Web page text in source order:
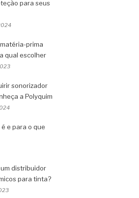
para seus
prima
qual escolher
sonorizador
a Polyquim
e para o que
distribuidor
para tinta?